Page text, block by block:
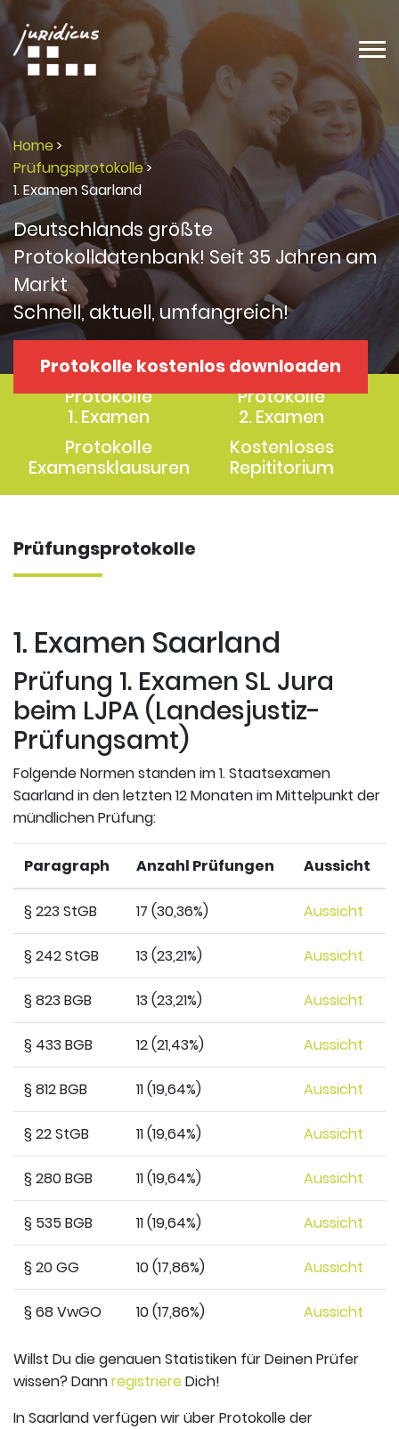
Home>
Prüfungsprotokolle>
1. Examen Saarland
Deutschlands größte
Protokolldatenbank! Seit 35 Jahren am
Markt
Schnell, aktuell, umfangreich!
Protokolle kostenlos downloaden
Protokolle
1. Examen
Protokolle
2. Examen
Protokolle
Examensklausuren
Kostenloses
Repititorium
Prüfungsprotokolle
1. Examen Saarland
Prüfung 1. Examen SL Jura
beim LJPA (Landesjustiz-
Prüfungsamt)
Folgende Normen standen im 1. Staatsexamen
Saarland in den letzten 12 Monaten im Mittelpunkt der
mündlichen Prüfung:
Paragraph Anzahl Prüfungen Aussicht
§ 223 StGB 17 (30,36%) Aussicht
§ 242 StGB 13 (23,21%) Aussicht
§ 823 BGB 13 (23,21%) Aussicht
§ 433 BGB 12 (21,43%) Aussicht
§ 812 BGB 11 (19,64%) Aussicht
§ 22 StGB 11 (19,64%) Aussicht
§ 280 BGB 11 (19,64%) Aussicht
§ 535 BGB 11 (19,64%) Aussicht
§ 20 GG 10 (17,86%) Aussicht
§ 68 VwGO 10 (17,86%) Aussicht
Willst Du die genauen Statistiken für Deinen Prüfer
wissen? DannregistriereDich!
In Saarland verfügen wir über Protokolle der